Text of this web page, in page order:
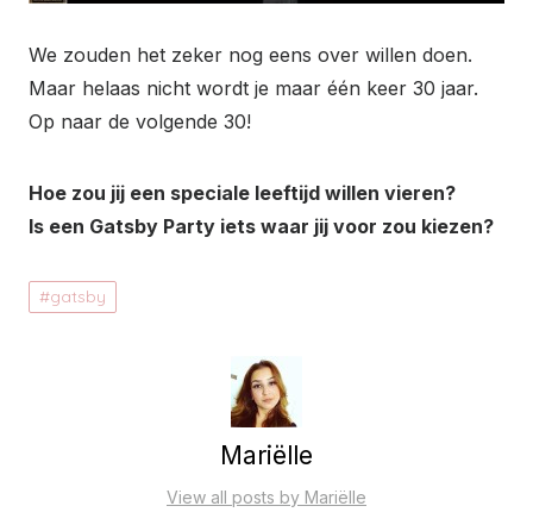
We zouden het zeker nog eens over willen doen.
Maar helaas nicht wordt je maar één keer 30 jaar.
Op naar de volgende 30!
Hoe zou jij een speciale leeftijd willen vieren?
Is een Gatsby Party iets waar jij voor zou kiezen?
gatsby
Mariëlle
View all posts by Mariëlle